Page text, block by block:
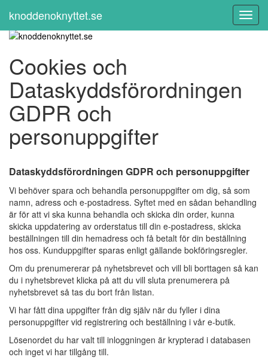
knoddenoknyttet.se
Cookies och
Dataskyddsförordningen
GDPR och
personuppgifter
Dataskyddsförordningen GDPR och personuppgifter
Vi behöver spara och behandla personuppgifter om dig, så som
namn, adress och e-postadress. Syftet med en sådan behandling
är för att vi ska kunna behandla och skicka din order, kunna
skicka uppdatering av orderstatus till din e-postadress, skicka
beställningen till din hemadress och få betalt för din beställning
hos oss. Kunduppgifter sparas enligt gällande bokföringsregler.
Om du prenumererar på nyhetsbrevet och vill bli borttagen så kan
du i nyhetsbrevet klicka på att du vill sluta prenumerera på
nyhetsbrevet så tas du bort från listan.
Vi har fått dina uppgifter från dig själv när du fyller i dina
personuppgifter vid registrering och beställning i vår e-butik.
Lösenordet du har valt till inloggningen är krypterad i databasen
och inget vi har tillgång till.